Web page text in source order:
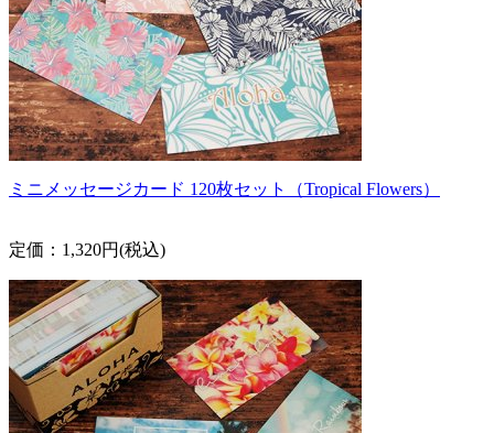
ミニメッセージカード 120枚セット（Tropical Flowers）
定価：1,320円(税込)